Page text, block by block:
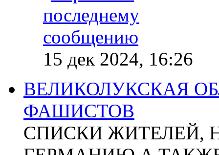
15 дек 2024, 16:26
ВЕЛИКОЛУКСКАЯ
ФАШИСТОВ
СПИСКИ ЖИТЕЛЕЙ,